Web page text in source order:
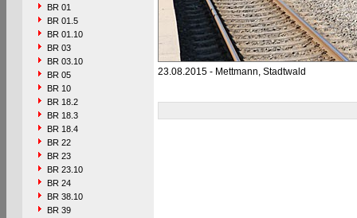
BR 01
BR 01.5
BR 01.10
BR 03
BR 03.10
BR 05
BR 10
BR 18.2
BR 18.3
BR 18.4
BR 22
BR 23
BR 23.10
BR 24
BR 38.10
BR 39
23.08.2015 - Mettmann, Stadtwald